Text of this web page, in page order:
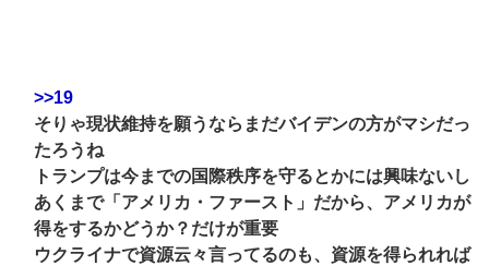
>>19
そりゃ現状維持を願うならまだバイデンの方がマシだっ
たろうね
トランプは今までの国際秩序を守るとかには興味ないし
あくまで「アメリカ・ファースト」だから、アメリカが
得をするかどうか？だけが重要
ウクライナで資源云々言ってるのも、資源を得られれば